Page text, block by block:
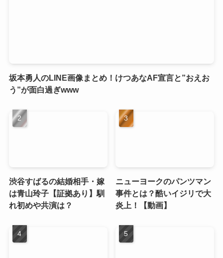
坂本勇人のLINE画像まとめ！けつあなAF宣言と”おえお
う”が面白過ぎwww
渋谷すばるの結婚相手・嫁
は青山玲子【証拠あり】馴
れ初めや共演は？
ニューヨークのパンツマン
事件とは？酷いイジリで大
炎上！【動画】